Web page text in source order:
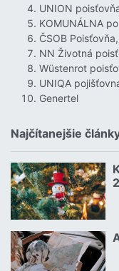
UNION
KOMUNÁLNA
ČSOB
NN Životná
Wüstenrot
UNIQA
Genertel
Najčítanejšie